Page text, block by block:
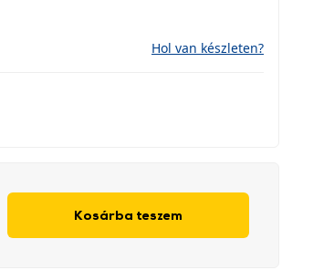
Hol van készleten?
Kosárba teszem